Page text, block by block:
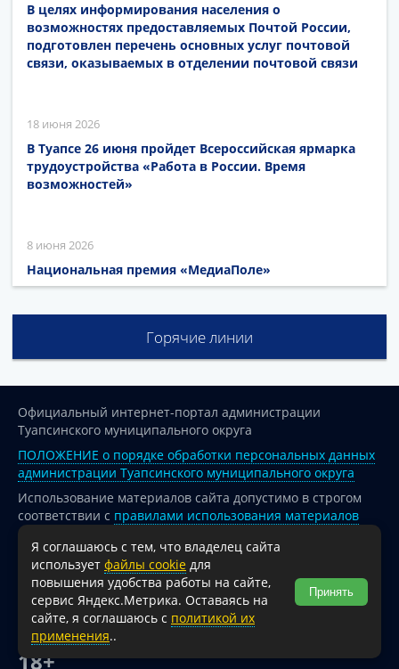
В целях информирования населения о
возможностях предоставляемых Почтой России,
подготовлен перечень основных услуг почтовой
связи, оказываемых в отделении почтовой связи
18 июня 2026
В Туапсе 26 июня пройдет Всероссийская ярмарка
трудоустройства «Работа в России. Время
возможностей»
8 июня 2026
Национальная премия «МедиаПоле»
Горячие линии
Официальный интернет-портал администрации
Туапсинского муниципального округа
ПОЛОЖЕНИЕ о порядке обработки персональных данных
администрации Туапсинского муниципального округа
Использование материалов сайта допустимо в строгом
соответствии с правилами использования материалов
опубликованных на сайте
При перепечатке и использовании информации ссылка
на источник обязательна.
Для сайтов и страниц сети Интернет обязательна
активная гиперссылка на официальный интернет-портал
администрации Туапсинского муниципального округа.
18+
Я соглашаюсь с тем, что владелец сайта
использует файлы cookie для
повышения удобства работы на сайте,
сервис Яндекс.Метрика. Оставаясь на
сайте, я соглашаюсь с политикой их
применения..
Принять